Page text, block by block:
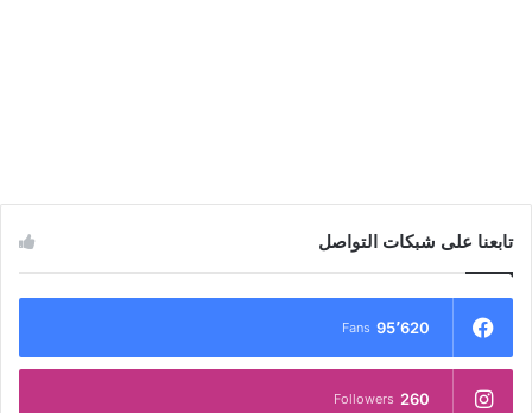
تابعنا على شبكات التواصل
95٬620 Fans
260
Followers